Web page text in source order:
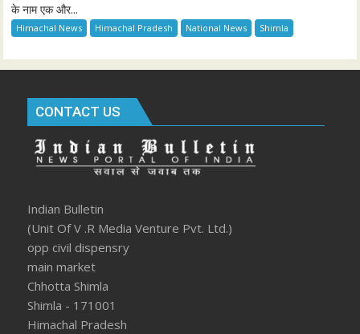
के नाम एक और...
Himachal News Himachal Pradesh National News Shimla
CONTACT US
Indian Bulletin
(Unit Of V .R Media Venture Pvt. Ltd.)
opp civil dispensry
main market
Chhotta Shimla
Shimla - 171001
Himachal Pradesh